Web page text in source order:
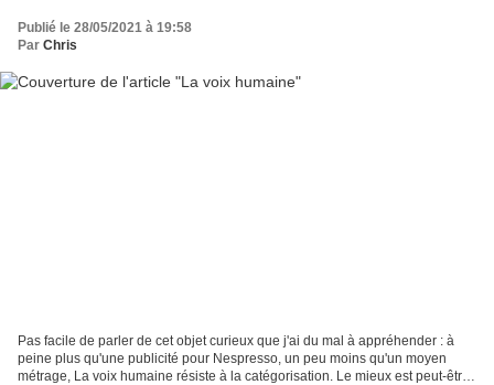
Publié le 28/05/2021 à 19:58
Par Chris
Pas facile de parler de cet objet curieux que j'ai du mal à appréhender : à
peine plus qu'une publicité pour Nespresso, un peu moins qu'un moyen
métrage, La voix humaine résiste à la catégorisation. Le mieux est peut-être